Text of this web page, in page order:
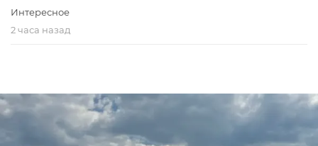
Интересное
2 часа назад